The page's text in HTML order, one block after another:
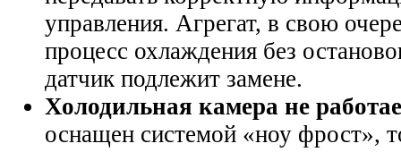
управления. Агрегат, в свою
процесс охлаждения без
датчик подлежит замене.
Холодильная камера не
оснащен системой «ноу фрост»,